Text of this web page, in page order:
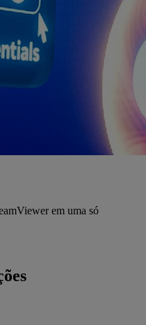
em uma só